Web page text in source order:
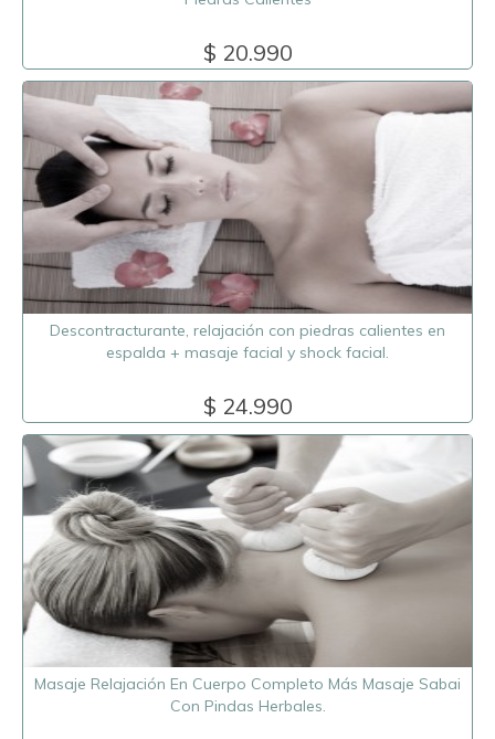
$ 20.990
Descontracturante, relajación con piedras calientes en
espalda + masaje facial y shock facial.
$ 24.990
Masaje Relajación En Cuerpo Completo Más Masaje Sabai
Con Pindas Herbales.